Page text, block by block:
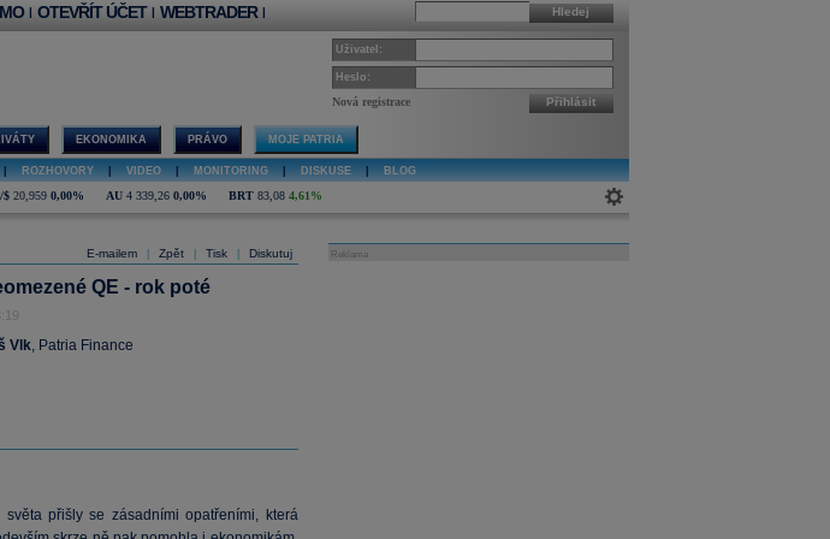
Hledej
| OTEVŘÍT ÚČET | WEBTRADER |
Uživatel:
Heslo:
Nová registrace Přihlásit
EKONOMIKA PRÁVO MOJE PATRIA
ROZHOVORY VIDEO MONITORING DISKUSE BLOG
$ 20,959 0,00% AU 4 339,26 0,00% BRT 83,08 4,61%
E-mailem Zpět Tisk Diskutuj
QE - rok poté
Vlk, Patria Finance
přišly se zásadními opatřeními, která
Reklama